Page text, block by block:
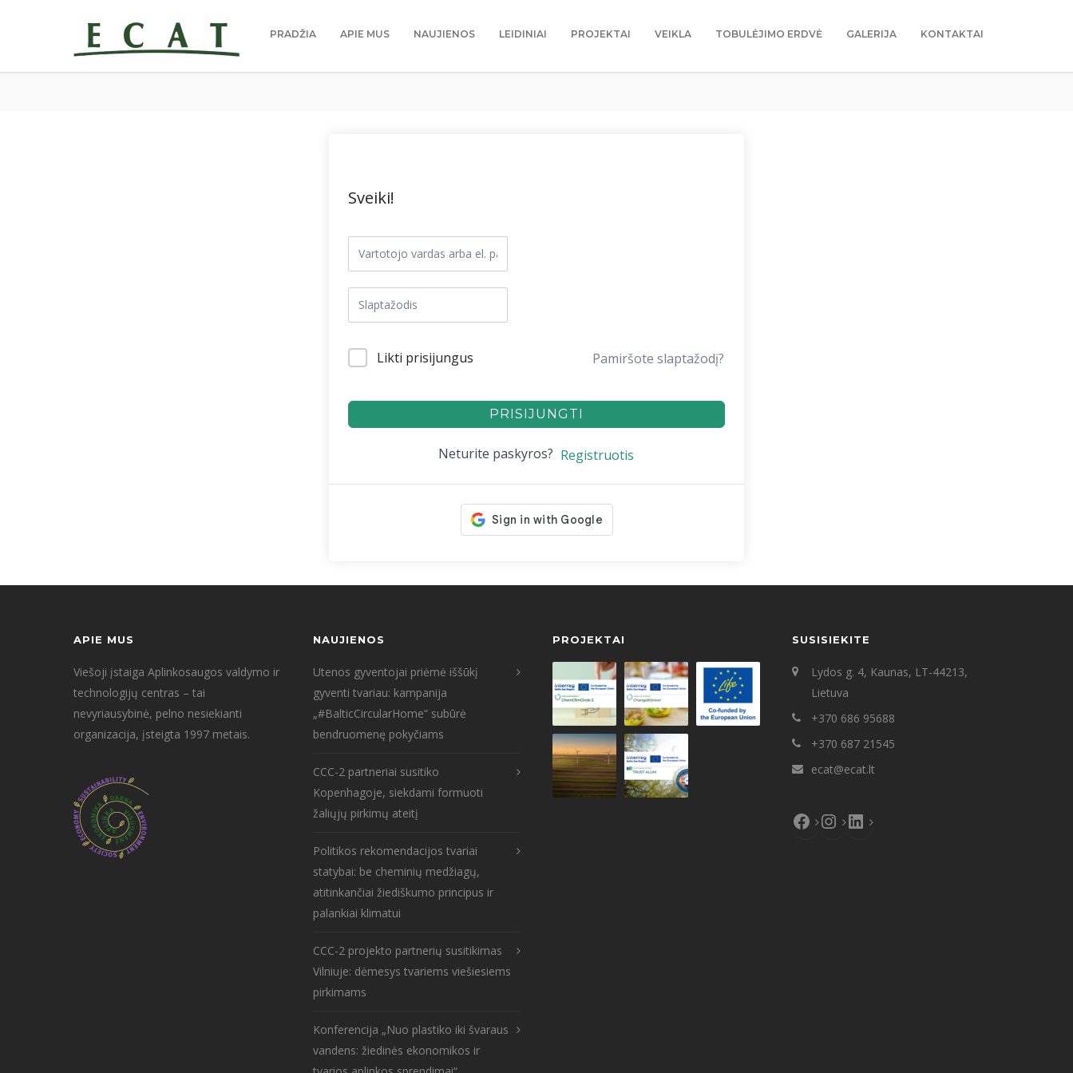
PRADŽIA APIE MUS NAUJIENOS LEIDINIAI PROJEKTAI VEIKLA TOBULĖJIMO ERDVĖ GALERIJA KONTAKTAI
Sveiki!
Likti prisijungus Pamiršote slaptažodį?
PRISIJUNGTI
Neturite paskyros? Registruotis
APIE MUS
Viešoji įstaiga Aplinkosaugos valdymo ir
technologijų centras – tai
nevyriausybinė, pelno nesiekianti
organizacija, įsteigta 1997 metais.
NAUJIENOS
Utenos gyventojai priėmė iššūkį
gyventi tvariau: kampanija
„#BalticCircularHome“ subūrė
bendruomenę pokyčiams
CCC-2 partneriai susitiko
Kopenhagoje, siekdami formuoti
žaliųjų pirkimų ateitį
Politikos rekomendacijos tvariai
statybai: be cheminių medžiagų,
atitinkančiai žiediškumo principus ir
palankiai klimatui
CCC-2 projekto partnerių susitikimas
Vilniuje: dėmesys tvariems viešiesiems
pirkimams
Konferencija „Nuo plastiko iki švaraus
vandens: žiedinės ekonomikos ir
PROJEKTAI SUSISIEKITE
Lydos g. 4, Kaunas, LT-44213,
Lietuva
+370 686 95688
+370 687 21545
ecat@ecat.lt
Facebook
Instagram